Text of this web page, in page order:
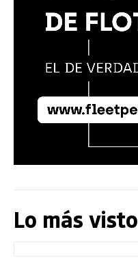
Lo más visto